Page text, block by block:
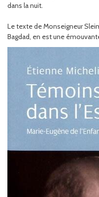
dans la nuit.
Le texte de Monseigneur
Bagdad, en est une